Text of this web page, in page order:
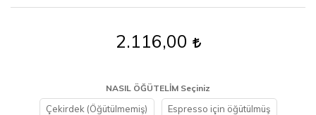
2.116,00
NASIL ÖĞÜTELİM Seçiniz
Çekirdek (Öğütülmemiş) Espresso için öğütülmüş